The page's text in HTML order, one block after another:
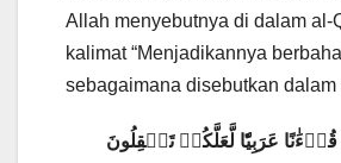
Allah menyebutnya di dalam al-
kalimat “Menjadikannya
sebagaimana disebutkan dalam